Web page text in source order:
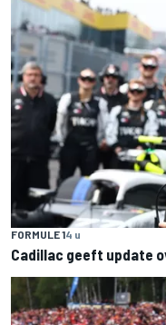
FORMULE 14 u
Cadillac geeft update